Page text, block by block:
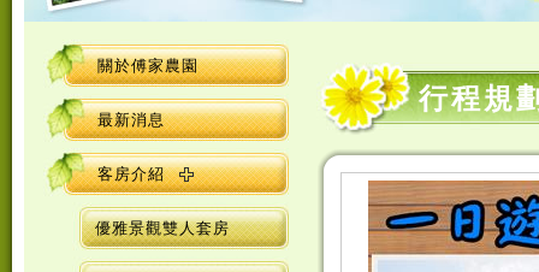
關於傅家農園
最新消息
客房介紹
優雅景觀雙人套房
行程規